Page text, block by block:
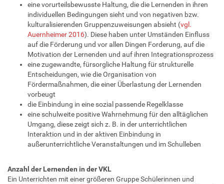
eine vorurteilsbewusste Haltung, die die Lernenden in ihren
individuellen Bedingungen sieht und von negativen bzw.
kulturalisierenden Gruppenzuweisungen absieht (vgl.
Auernheimer 2016). Diese haben unter Umständen Einfluss
auf die Förderung und vor allen Dingen Forderung, auf die
Motivation der Lernenden und auf ihren Integrationsprozess
eine zugewandte, fürsorgliche Haltung für strukturelle
Entscheidungen, wie die Organisation von
Fördermaßnahmen, die einer Überlastung der Lernenden
vorbeugt
die Einbindung in eine sozial passende Regelklasse
eine schulweite positive Wahrnehmung für den alltäglichen
Umgang, diese zeigt sich z. B. in der unterrichtlichen
Interaktion und in der aktiven Einbindung in
außerunterrichtliche Veranstaltungen und im Schulleben
Anzahl der Lernenden in der VKL
Ein Unterrichten mit einer größeren Gruppe Schülerinnen und